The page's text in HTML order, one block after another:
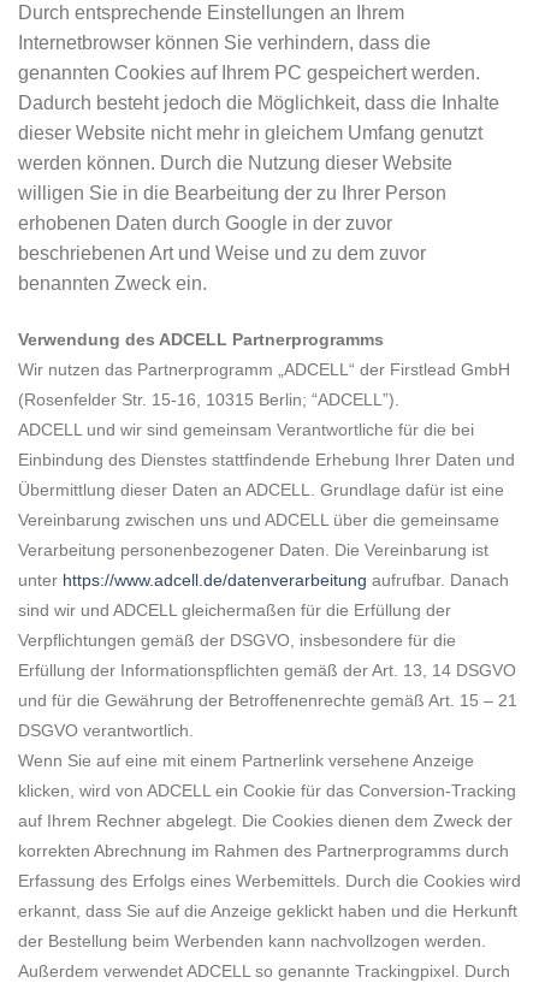
Durch entsprechende Einstellungen an Ihrem
Internetbrowser können Sie verhindern, dass die
genannten Cookies auf Ihrem PC gespeichert werden.
Dadurch besteht jedoch die Möglichkeit, dass die Inhalte
dieser Website nicht mehr in gleichem Umfang genutzt
werden können. Durch die Nutzung dieser Website
willigen Sie in die Bearbeitung der zu Ihrer Person
erhobenen Daten durch Google in der zuvor
beschriebenen Art und Weise und zu dem zuvor
benannten Zweck ein.
Verwendung des ADCELL Partnerprogramms
Wir nutzen das Partnerprogramm „ADCELL“ der Firstlead GmbH
(Rosenfelder Str. 15-16, 10315 Berlin; “ADCELL”).
ADCELL und wir sind gemeinsam Verantwortliche für die bei
Einbindung des Dienstes stattfindende Erhebung Ihrer Daten und
Übermittlung dieser Daten an ADCELL. Grundlage dafür ist eine
Vereinbarung zwischen uns und ADCELL über die gemeinsame
Verarbeitung personenbezogener Daten. Die Vereinbarung ist
unter https://www.adcell.de/datenverarbeitung aufrufbar. Danach
sind wir und ADCELL gleichermaßen für die Erfüllung der
Verpflichtungen gemäß der DSGVO, insbesondere für die
Erfüllung der Informationspflichten gemäß der Art. 13, 14 DSGVO
und für die Gewährung der Betroffenenrechte gemäß Art. 15 – 21
DSGVO verantwortlich.
Wenn Sie auf eine mit einem Partnerlink versehene Anzeige
klicken, wird von ADCELL ein Cookie für das Conversion-Tracking
auf Ihrem Rechner abgelegt. Die Cookies dienen dem Zweck der
korrekten Abrechnung im Rahmen des Partnerprogramms durch
Erfassung des Erfolgs eines Werbemittels. Durch die Cookies wird
erkannt, dass Sie auf die Anzeige geklickt haben und die Herkunft
der Bestellung beim Werbenden kann nachvollzogen werden.
Außerdem verwendet ADCELL so genannte Trackingpixel. Durch